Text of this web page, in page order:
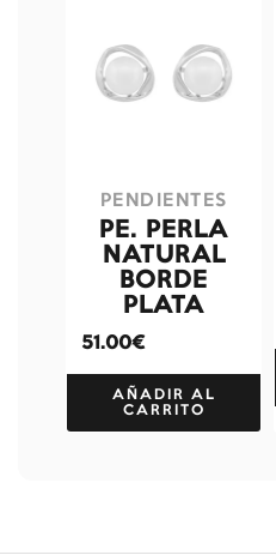
PENDIENTES
PE. PERLA
NATURAL
BORDE
PLATA
51.00€
AÑADIR AL
CARRITO